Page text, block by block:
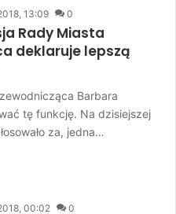
13:09 0
Rady Miasta
deklaruje lepszą
Barbara
tę funkcję. Na dzisiejszej
za, jedna…
00:02 0